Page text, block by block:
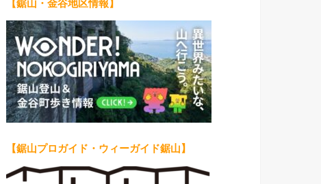
【鋸山・金谷地区情報】
【鋸山プロガイド・ウィーガイド鋸山】